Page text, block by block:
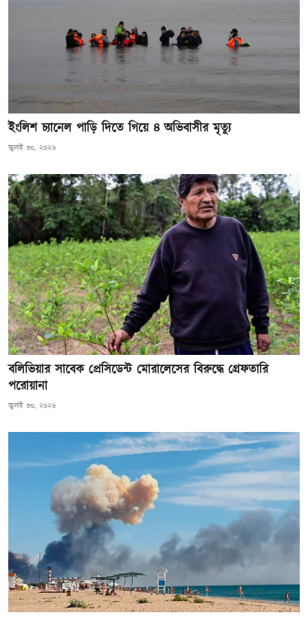
ইংলিশ চ্যানেল পাড়ি দিতে গিয়ে ৪ অভিবাসীর মৃত্যু
জুলাই ৩০, ২০২৬
বলিভিয়ার সাবেক প্রেসিডেন্ট মোরালেসের বিরুদ্ধে গ্রেফতারি
পরোয়ানা
জুলাই ৩০, ২০২৬